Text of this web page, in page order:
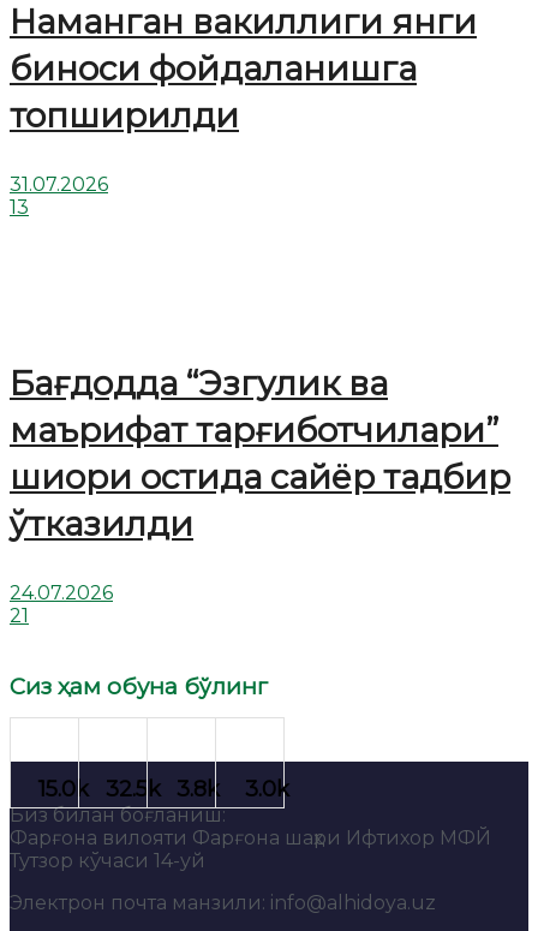
Наманган вакиллиги янги
биноси фойдаланишга
топширилди
31.07.2026
13
Бағдодда “Эзгулик ва
маърифат тарғиботчилари”
шиори остида сайёр тадбир
ўтказилди
24.07.2026
21
Сиз ҳам обуна бўлинг
Биз билан боғланиш:
Фарғона вилояти Фарғона шаҳри Ифтихор МФЙ
Тутзор кўчаси 14-уй
Электрон почта манзили: info@alhidoya.uz